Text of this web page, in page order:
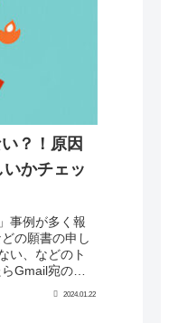
？！原因
かチェッ
事例が多く報
の願書の申し
い、などのト
Gmail宛のメ
2024.01.22